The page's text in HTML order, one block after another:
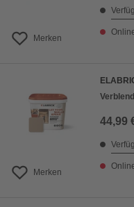
Merken
Merken
44,99